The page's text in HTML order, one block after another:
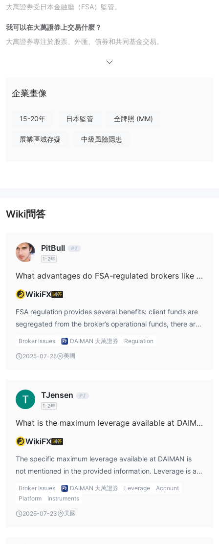
大萬證券受日本金融廳（FSA）監管。
我可以在大萬證券上交易什麼？
大萬證券專注於股票、外匯、債券和共同基金交易。
企業畫像
15-20年 日本監管 全牌照 (MM)
展業區域存疑 中級風險隱患
Wiki問答
PitBull
1-2年
What advantages do FSA-regulated brokers like DAIMAN offer?
WikiFX 回答
FSA regulation provides several benefits: client funds are
segregated from the broker’s operational funds, there are
strict reporting requirements, and traders benefit from
these factors make DAIMAN a more secure platform
reliability.
Broker Issues DAIMAN 大萬證券 Regulation
2025-07-25 美國
TJensen
1-2年
What is the maximum leverage available at DAIMAN?
WikiFX 回答
The specific maximum leverage available at DAIMAN is
not mentioned in the provided information. Leverage is an
important factor for many traders, and without clear
details, it is difficult to assess how DAIMAN compares to
reviews, contacting customer support for clarification on
Broker Issues DAIMAN 大萬證券 Leverage
Account
Platform
Instruments
2025-07-23 美國